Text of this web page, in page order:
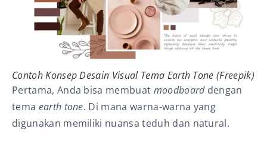
Contoh Konsep Desain Visual Tema Earth Tone (Freepik)
Pertama, Anda bisa membuat moodboard dengan
tema earth tone. Di mana warna-warna yang
digunakan memiliki nuansa teduh dan natural.